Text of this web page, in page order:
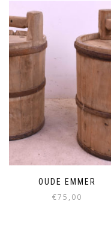
OUDE EMMER
€75,00